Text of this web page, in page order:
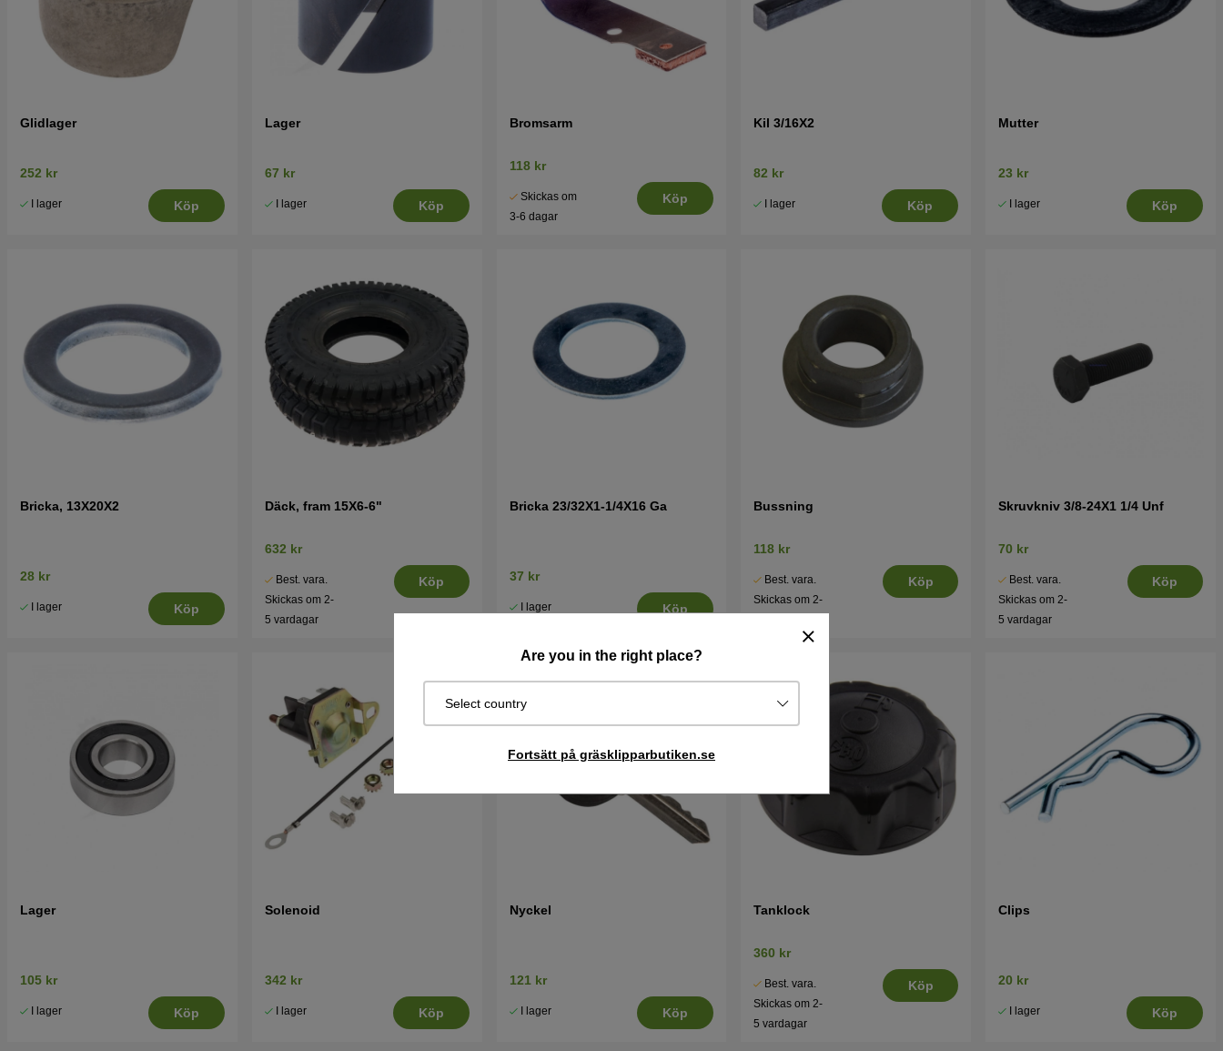
Are you in the right place?
Select country
Fortsätt på gräsklipparbutiken.se
Glidlager
252 kr
I lager Köp
Lager
67 kr
I lager Köp
Bromsarm
118 kr
Skickas om
3-6 dagar
Köp
Kil 3/16X2
82 kr
I lager Köp
Mutter
23 kr
I lager Köp
Bricka, 13X20X2
28 kr
I lager Köp
Däck, fram 15X6-6"
632 kr
Best. vara.
Skickas om 2-
5 vardagar
Köp
Bricka 23/32X1-1/4X16 Ga
37 kr
I lager Köp
Bussning
118 kr
Best. vara.
Skickas om 2-
Köp
Skruvkniv 3/8-24X1 1/4 Unf
70 kr
Best. vara.
Skickas om 2-
5 vardagar
Köp
Lager
105 kr
I lager Köp
Solenoid
342 kr
I lager Köp
Nyckel
121 kr
I lager Köp
Tanklock
360 kr
Best. vara.
Skickas om 2-
5 vardagar
Köp
Clips
20 kr
I lager Köp